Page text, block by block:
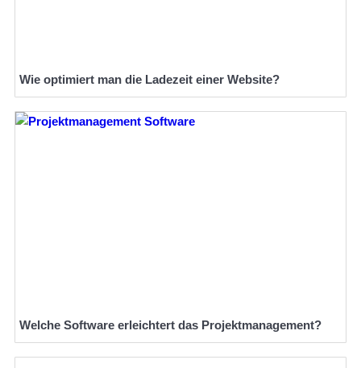
Wie optimiert man die Ladezeit einer Website?
Welche Software erleichtert das Projektmanagement?